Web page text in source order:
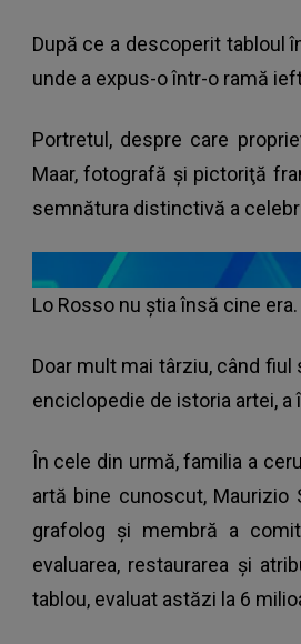
După ce a descoperit tabloul
unde a expus-o într-o ramă
Portretul, despre care
Maar, fotografă şi pictoriţă
semnătura distinctivă a
Lo Rosso nu ştia însă cine era.
Doar mult mai târziu, când
enciclopedie de istoria artei,
În cele din urmă, familia a
artă bine cunoscut, Maurizio
grafolog şi membră a
evaluarea, restaurarea şi
tablou, evaluat astăzi la 6